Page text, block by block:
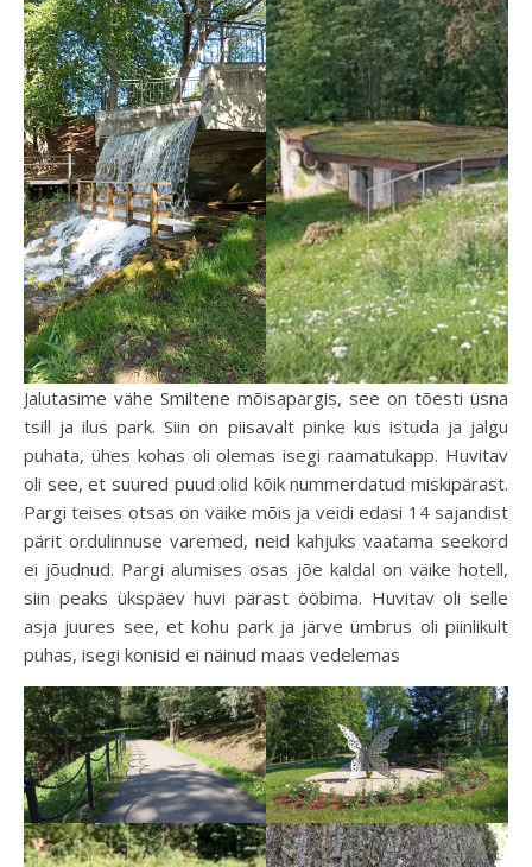
Jalutasime vähe Smiltene mõisapargis, see on tõesti üsna
tsill ja ilus park. Siin on piisavalt pinke kus istuda ja jalgu
puhata, ühes kohas oli olemas isegi raamatukapp. Huvitav
oli see, et suured puud olid kõik nummerdatud miskipärast.
Pargi teises otsas on väike mõis ja veidi edasi 14 sajandist
pärit ordulinnuse varemed, neid kahjuks vaatama seekord
ei jõudnud. Pargi alumises osas jõe kaldal on väike hotell,
siin peaks ükspäev huvi pärast ööbima. Huvitav oli selle
asja juures see, et kohu park ja järve ümbrus oli piinlikult
puhas, isegi konisid ei näinud maas vedelemas